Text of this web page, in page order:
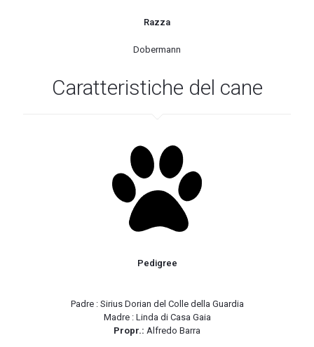
Razza
Dobermann
Caratteristiche del cane
Pedigree
Padre : Sirius Dorian del Colle della Guardia
Madre : Linda di Casa Gaia
Propr.: Alfredo Barra